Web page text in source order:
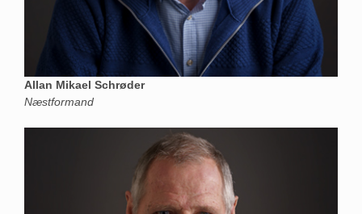
Allan Mikael Schrøder
Næstformand